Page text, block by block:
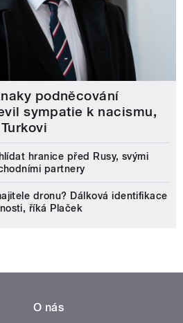
podněcování
sympatie k nacismu,
hranice před Rusy, svými
partnery
dronu? Dálková identifikace
říká Plaček
O nás